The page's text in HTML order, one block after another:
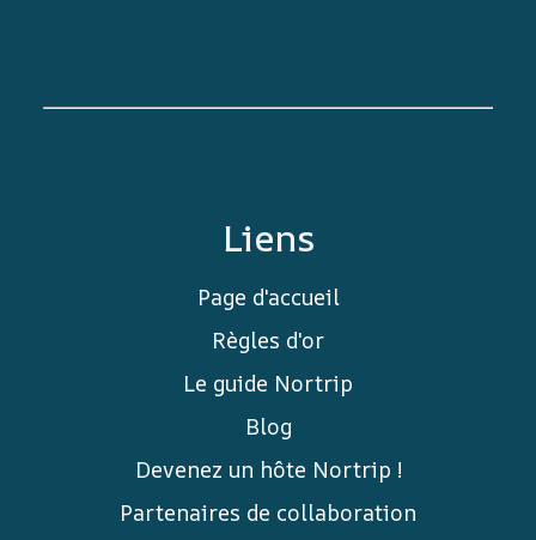
Liens
Page d'accueil
Règles d'or
Le guide Nortrip
Blog
Devenez un hôte Nortrip !
Partenaires de collaboration